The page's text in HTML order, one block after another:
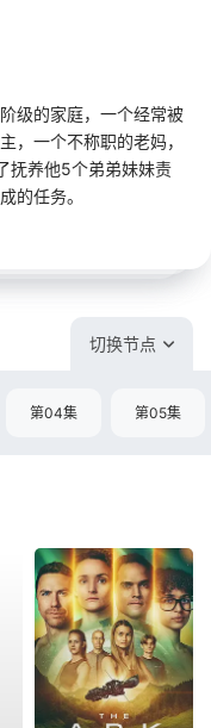
级的家庭，一个经常被
，一个不称职的老妈，
抚养他5个弟弟妹妹责
的任务。
切换节点
第04集 第05集